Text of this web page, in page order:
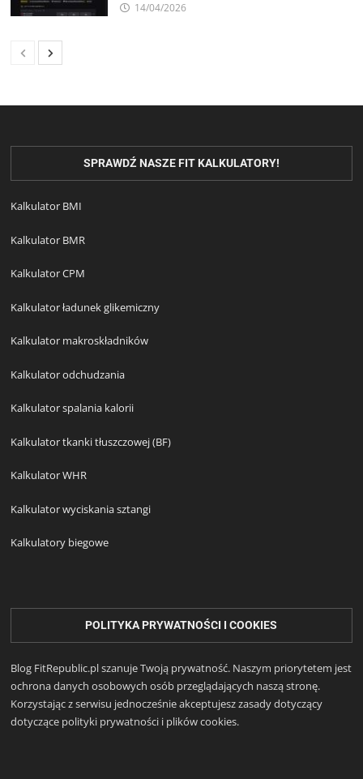
14/04/2026
SPRAWDŹ NASZE FIT KALKULATORY!
Kalkulator BMI
Kalkulator BMR
Kalkulator CPM
Kalkulator ładunek glikemiczny
Kalkulator makroskładników
Kalkulator odchudzania
Kalkulator spalania kalorii
Kalkulator tkanki tłuszczowej (BF)
Kalkulator WHR
Kalkulator wyciskania sztangi
Kalkulatory biegowe
POLITYKA PRYWATNOŚCI I COOKIES
Blog FitRepublic.pl szanuje Twoją prywatność. Naszym priorytetem jest
ochrona danych osobowych osób przeglądających naszą stronę.
Korzystając z serwisu jednocześnie akceptujesz zasady dotyczący
dotyczące polityki prywatności i plików cookies.